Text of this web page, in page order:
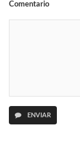
Comentario
ENVIAR